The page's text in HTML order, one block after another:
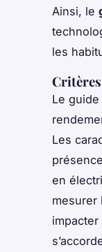
Ainsi, le
les
Le guide
Les
en
mesurer